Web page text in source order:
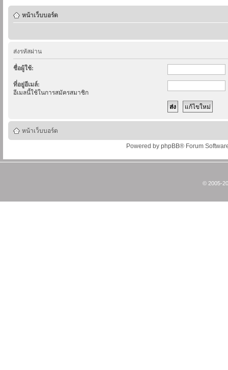
หน้าเว็บบอร์ด
ส่งรหัสผ่าน
ชื่อผู้ใช้:
ที่อยู่อีเมล์:
อีเมลนี้ใช้ในการสมัครสมาชิก
หน้าเว็บบอร์ด
Powered by phpBB® Forum
© 2005-